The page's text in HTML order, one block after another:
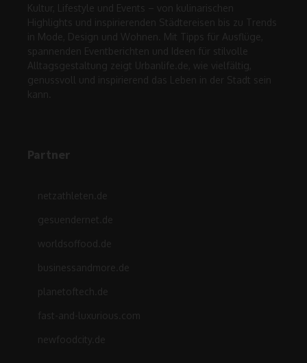
Kultur, Lifestyle und Events – von kulinarischen
Highlights und inspirierenden Städtereisen bis zu Trends
in Mode, Design und Wohnen. Mit Tipps für Ausflüge,
spannenden Eventberichten und Ideen für stilvolle
Alltagsgestaltung zeigt Urbanlife.de, wie vielfältig,
genussvoll und inspirierend das Leben in der Stadt sein
kann.
Partner
netzathleten.de
gesuendernet.de
worldsoffood.de
businessandmore.de
planetoftech.de
fast-and-luxurious.com
newfoodcity.de